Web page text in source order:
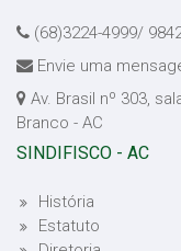
(68)3224-4999/
Envie uma
Av. Brasil nº 303,
Branco - AC
SINDIFISCO - AC
História
Estatuto